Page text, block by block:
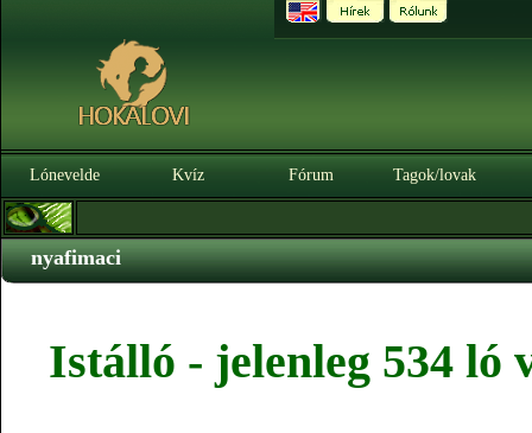
Lónevelde Kvíz Fórum Tagok/lovak
nyafimaci
Istálló - jelenleg 534 ló